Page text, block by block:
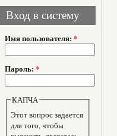
Вход в систему
Имя пользователя: *
Пароль: *
КАПЧА
Этот вопрос задается
для того, чтобы